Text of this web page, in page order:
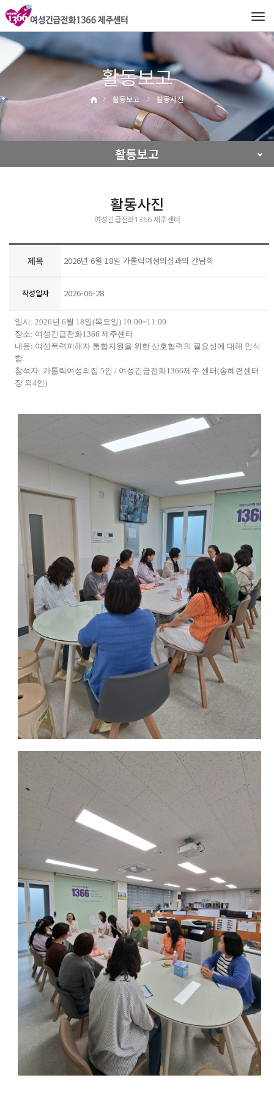
활동보고
활동보고 활동사진
활동보고
활동사진
여성긴급전화1366 제주센터
제목 2026년 6월 18일 가톨릭여성의집과의 간담회
작성일자 2026-06-28
일시 : 2026년 6월 18일(목요일) 10:00~11:00
장소: 여성긴급전화1366 제주센터
내용: 여성폭력피해자 통합지원을 위한 상호협력의 필요성에 대해 인식
함.
참석자: 가톨릭여성의집 5인 / 여성긴급전화1366제주 센터(송혜련센터
장 외4인)